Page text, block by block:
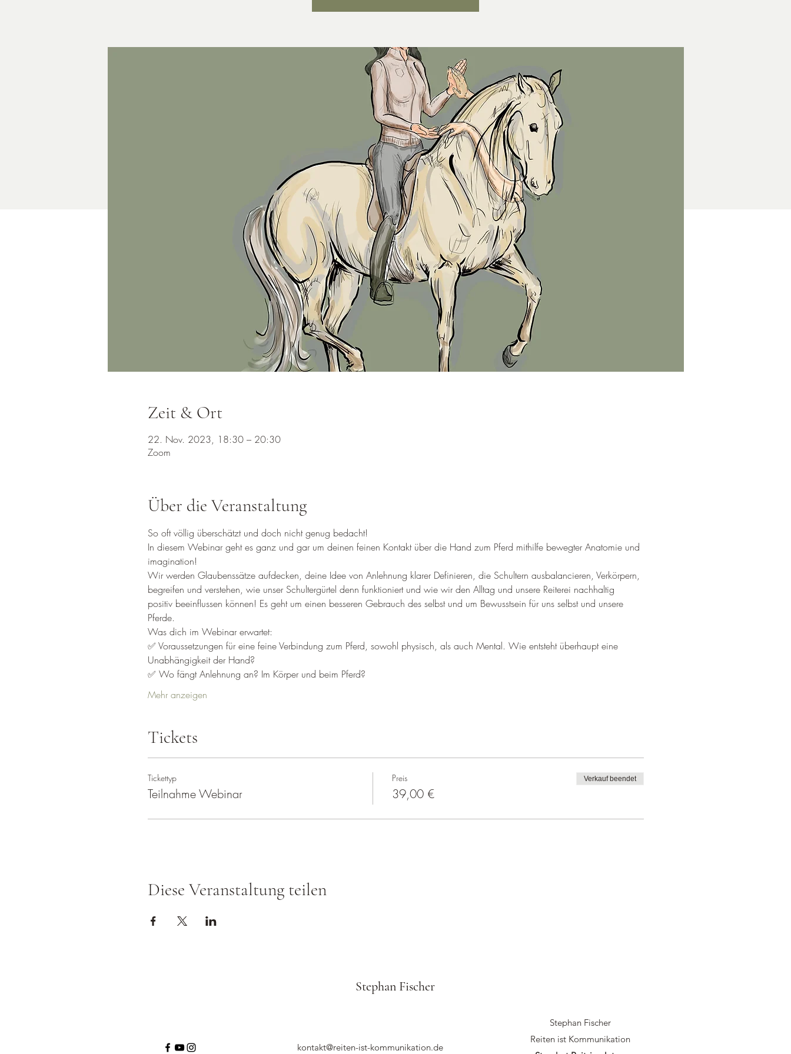
Zeit & Ort
22. Nov. 2023, 18:30 – 20:30
Zoom
Über die Veranstaltung
So oft völlig überschätzt und doch nicht genug bedacht!
In diesem Webinar geht es ganz und gar um deinen feinen Kontakt über die Hand zum Pferd mithilfe bewegter Anatomie und
imagination!
Wir werden Glaubenssätze aufdecken, deine Idee von Anlehnung klarer Definieren, die Schultern ausbalancieren, Verkörpern,
begreifen und verstehen, wie unser Schultergürtel denn funktioniert und wie wir den Alltag und unsere Reiterei nachhaltig
positiv beeinflussen können! Es geht um einen besseren Gebrauch des selbst und um Bewusstsein für uns selbst und unsere
Pferde.
Was dich im Webinar erwartet:
✅ Voraussetzungen für eine feine Verbindung zum Pferd, sowohl physisch, als auch Mental. Wie entsteht überhaupt eine
Unabhängigkeit der Hand?
✅ Wo fängt Anlehnung an? Im Körper und beim Pferd?
Mehr anzeigen
Tickets
Tickettyp
Teilnahme Webinar
Preis
39,00 €
Verkauf beendet
Diese Veranstaltung teilen
Stephan Fischer
kontakt@reiten-ist-kommunikation.de
Stephan Fischer
Reiten ist Kommunikation